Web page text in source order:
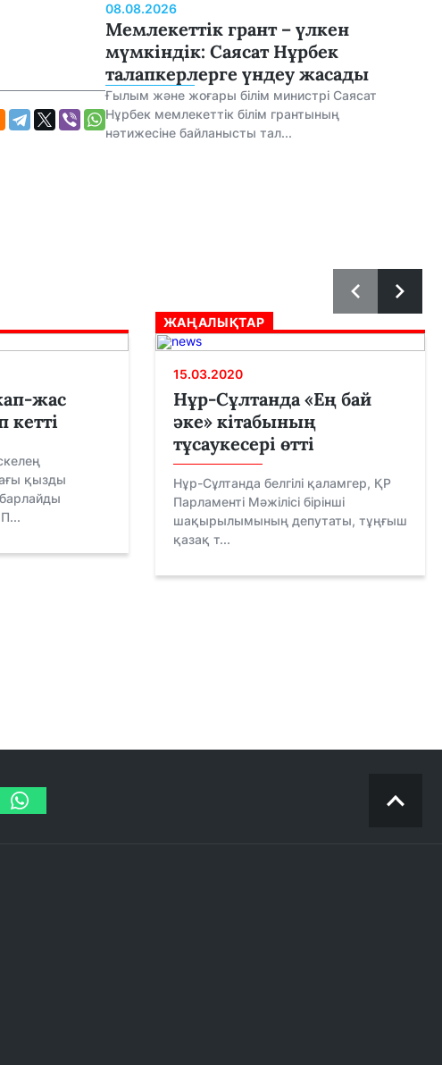
08.08.2026
Мемлекеттік грант – үлкен
мүмкіндік: Саясат Нұрбек
талапкерлерге үндеу жасады
Ғылым және жоғары білім министрі Саясат
Нұрбек мемлекеттік білім грантының
нәтижесіне байланысты тал...
жас
кетті
қызды
ЖАҢАЛЫҚТАР
15.03.2020
Нұр-Сұлтанда «Ең бай
әке» кітабының
тұсаукесері өтті
Нұр-Сұлтанда белгілі қаламгер, ҚР
Парламенті Мәжілісі бірінші
шақырылымының депутаты, тұңғыш
қазақ т...